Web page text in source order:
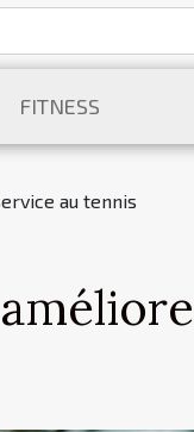
FITNESS
au tennis